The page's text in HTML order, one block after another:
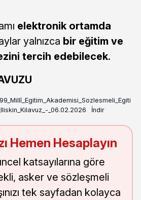
elektronik ortamda
yalnızca bir eğitim ve
tercih edebilecek.
_06.02.2026
İndir
Hemen Hesaplayın
katsayılarına göre
asker ve sözleşmeli
tek sayfadan kolayca